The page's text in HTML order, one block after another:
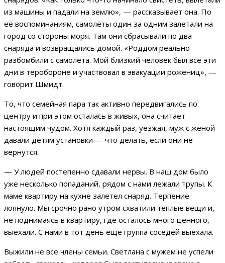
из машины и падали на землю», — рассказывает она. По
ее воспоминаниям, самолёты один за одним залетали на
город со стороны моря. Там они сбрасывали по два
снаряда и возвращались домой. «Роддом реально
разбомбили с самолёта. Мой близкий человек был все эти
дни в теробороне и участвовал в эвакуации рожениц», —
говорит Шмидт.
То, что семейная пара так активно передвигались по
центру и при этом осталась в живых, она считает
настоящим чудом. Хотя каждый раз, уезжая, муж с женой
давали детям установки — что делать, если они не
вернутся.
— У людей постепенно сдавали нервы. В наш дом было
уже несколько попаданий, рядом с нами лежали трупы. К
маме квартиру на кухне залетел снаряд. Терпение
лопнуло. Мы срочно рано утром схватили теплые вещи и,
не поднимаясь в квартиру, где осталось много ценного,
выехали. С нами в тот день ещё группа соседей выехала.
Выжили не все члены семьи. Светлана с мужем не успели